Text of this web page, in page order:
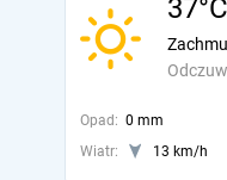
37°C
Opad: 0 mm
Wiatr:
13 km/h